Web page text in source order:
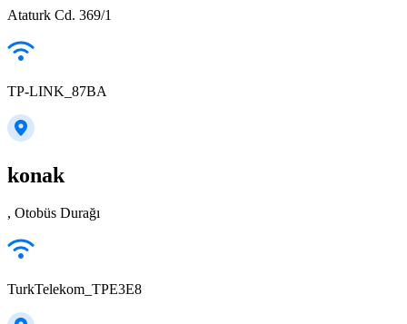
Ataturk Cd. 369/1
TP-LINK_87BA
konak
, Otobüs Durağı
TurkTelekom_TPE3E8